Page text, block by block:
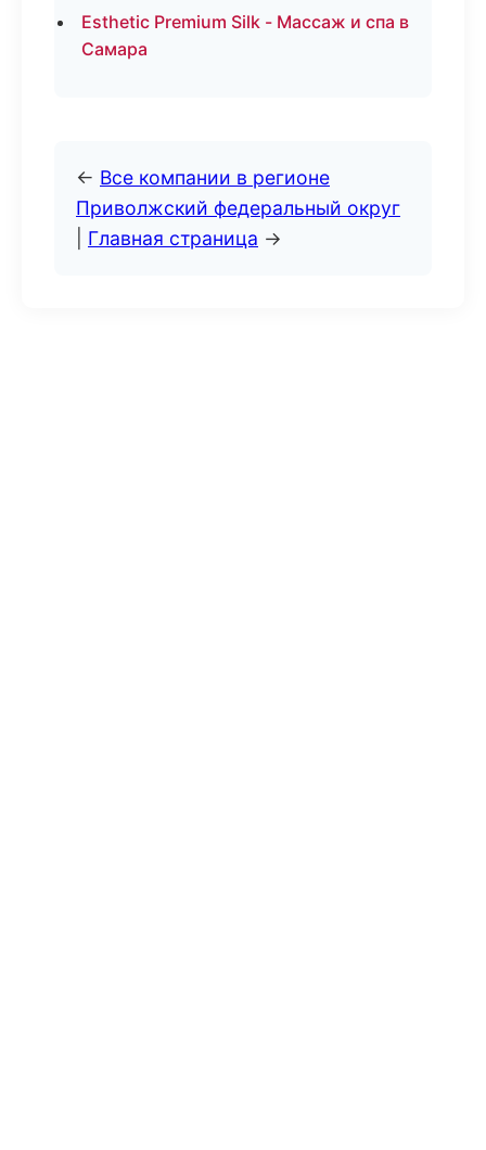
Esthetic Premium Silk - Массаж и спа в
Самара
← Все компании в регионе
Приволжский федеральный округ
Главная страница →